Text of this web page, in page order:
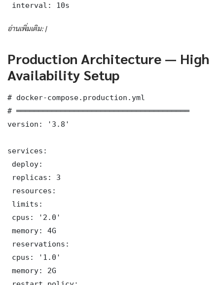
interval: 10s
อ่านเพิ่มเติม: |
Production Architecture — High
Availability Setup
# docker-compose.production.yml
# ═══════════════════════════════════════
version: '3.8'
services:
deploy:
replicas: 3
resources:
limits:
cpus: '2.0'
memory: 4G
reservations:
cpus: '1.0'
memory: 2G